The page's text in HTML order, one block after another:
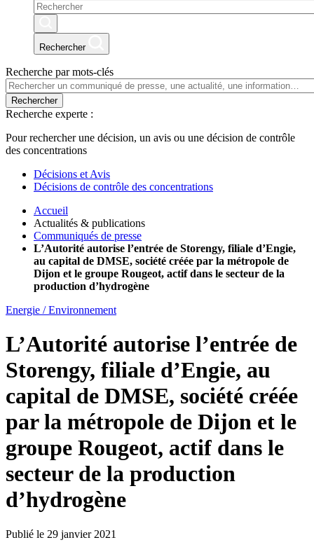
Rechercher
Recherche par mots-clés
Rechercher
Recherche experte :
Pour rechercher une décision, un avis ou une décision de contrôle
des concentrations
Décisions et Avis
Décisions de contrôle des concentrations
Accueil
Actualités & publications
Communiqués de presse
L’Autorité autorise l’entrée de Storengy, filiale d’Engie,
au capital de DMSE, société créée par la métropole de
Dijon et le groupe Rougeot, actif dans le secteur de la
production d’hydrogène
Energie / Environnement
L’Autorité autorise l’entrée de
Storengy, filiale d’Engie, au
capital de DMSE, société créée
par la métropole de Dijon et le
groupe Rougeot, actif dans le
secteur de la production
d’hydrogène
Publié le 29 janvier 2021